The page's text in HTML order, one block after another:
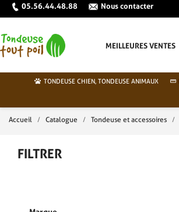
05.56.44.48.88 Nous contacter
MEILLEURES VENTES
TONDEUSE CHIEN, TONDEUSE ANIMAUX
Accueil Catalogue Tondeuse et accessoires
FILTRER